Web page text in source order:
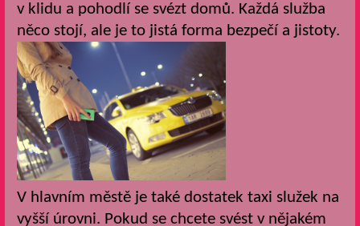
v klidu a pohodlí se svézt domů. Každá služba
něco stojí, ale je to jistá forma bezpečí a jistoty.
V hlavním městě je také dostatek taxi služek na
vyšší úrovni. Pokud se chcete svést v nějakém